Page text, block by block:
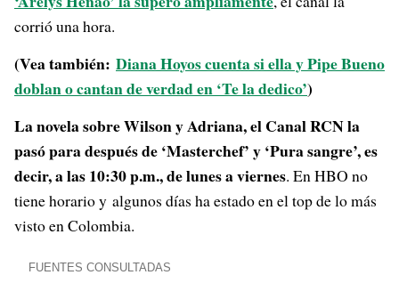
corrió una hora.
(Vea también: Diana Hoyos cuenta si ella y Pipe Bueno
doblan o cantan de verdad en ‘Te la dedico’)
La novela sobre Wilson y Adriana, el Canal RCN la
pasó para después de ‘Masterchef’ y ‘Pura sangre’,es
decir, a las 10:30 p.m., de lunes a viernes. En HBO no
tiene horario y algunos días ha estado en el top de lo más
visto en Colombia.
FUENTES CONSULTADAS